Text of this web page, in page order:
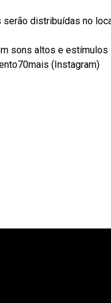
distribuídas no
sons altos e estímulos
(Instagram)